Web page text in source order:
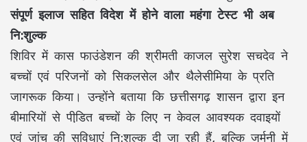
संपूर्ण इलाज सहित विदेश में होने वाला महंगा टेस्ट भी अब
नि:शुल्क
शिविर में कास फाउंडेशन की श्रीमती काजल सुरेश सचदेव ने
बच्चों एवं परिजनों को सिकलसेल और थैलेसीमिया के प्रति
जागरूक किया। उन्होंने बताया कि छत्तीसगढ़ शासन द्वारा इन
बीमारियों से पीडि़त बच्चों के लिए न केवल आवश्यक दवाइयों